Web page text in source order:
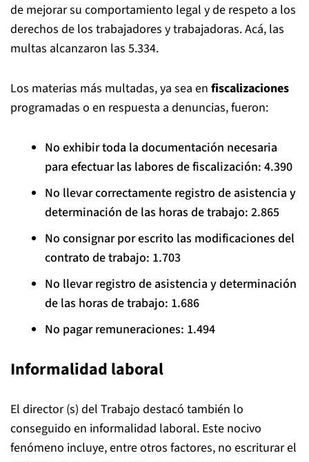
de mejorar su comportamiento legal y de respeto a los
derechos de los trabajadores y trabajadoras. Acá, las
multas alcanzaron las 5.334.
Los materias más multadas, ya sea en fiscalizaciones
programadas o en respuesta a denuncias, fueron:
No exhibir toda la documentación necesaria
para efectuar las labores de fiscalización: 4.390
No llevar correctamente registro de asistencia y
determinación de las horas de trabajo: 2.865
No consignar por escrito las modificaciones del
contrato de trabajo: 1.703
No llevar registro de asistencia y determinación
de las horas de trabajo: 1.686
No pagar remuneraciones: 1.494
Informalidad laboral
El director (s) del Trabajo destacó también lo
conseguido en informalidad laboral. Este nocivo
fenómeno incluye, entre otros factores, no escriturar el